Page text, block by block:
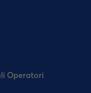
Operatori